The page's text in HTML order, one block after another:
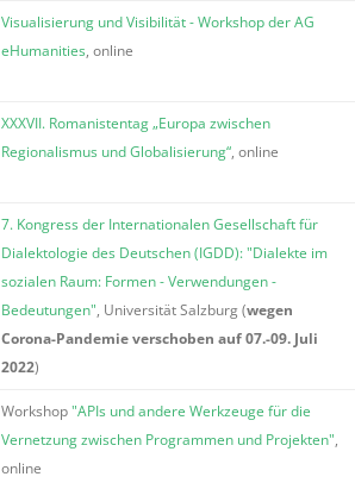
Visualisierung und Visibilität - Workshop der AG
eHumanities, online
XXXVII. Romanistentag „Europa zwischen
Regionalismus und Globalisierung“, online
7. Kongress der Internationalen Gesellschaft für
Dialektologie des Deutschen (IGDD): "Dialekte im
sozialen Raum: Formen - Verwendungen -
Bedeutungen", Universität Salzburg (wegen
Corona-Pandemie verschoben auf 07.-09. Juli
2022)
Workshop"APIs und andere Werkzeuge für die
Vernetzung zwischen Programmen und Projekten",
online